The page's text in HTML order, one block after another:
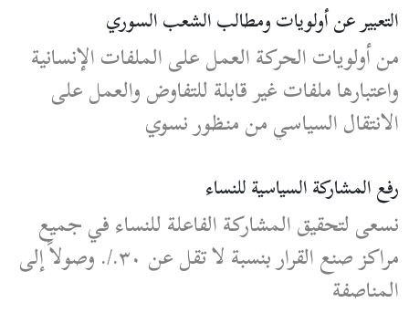
التعبير عن أولويات ومطالب الشعب السوري
من أولويات الحركة العمل على الملفات الإنسانية
واعتبارها ملفات غير قابلة للتفاوض والعمل على
الانتقال السياسي من منظور نسوي
رفع المشاركة السياسية للنساء
نسعى لتحقيق المشاركة الفاعلة للنساء في جميع
مراكز صنع القرار بنسبة لا تقل عن ٣٠./. وصولاً إلى
المناصفة